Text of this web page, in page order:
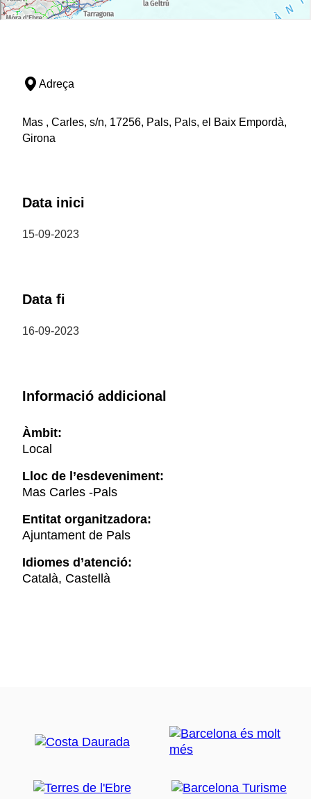
Adreça
Mas , Carles, s/n, 17256, Pals, Pals, el Baix Empordà,
Girona
Data inici
15-09-2023
Data fi
16-09-2023
Informació addicional
Àmbit:
Local
Lloc de l’esdeveniment:
Mas Carles -Pals
Entitat organitzadora:
Ajuntament de Pals
Idiomes d’atenció:
Català, Castellà